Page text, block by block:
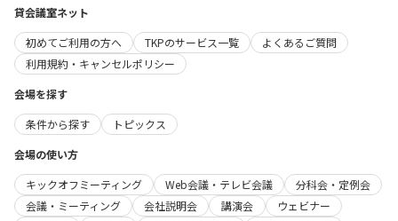
貸会議室ネット
初めてご利用の方へ
TKPのサービス一覧
よくあるご質問
利用規約・キャンセルポリシー
会場を探す
条件から探す
トピックス
会場の使い方
キックオフミーティング
Web会議・テレビ会議
分科会・定例会
会議・ミーティング
会社説明会 講演会
ウェビナー